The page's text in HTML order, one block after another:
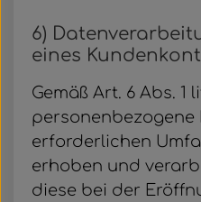
6)
eines
Gemäß Art. 6 Abs. 1
personenbezogene
erforderlichen
erhoben und
diese bei der